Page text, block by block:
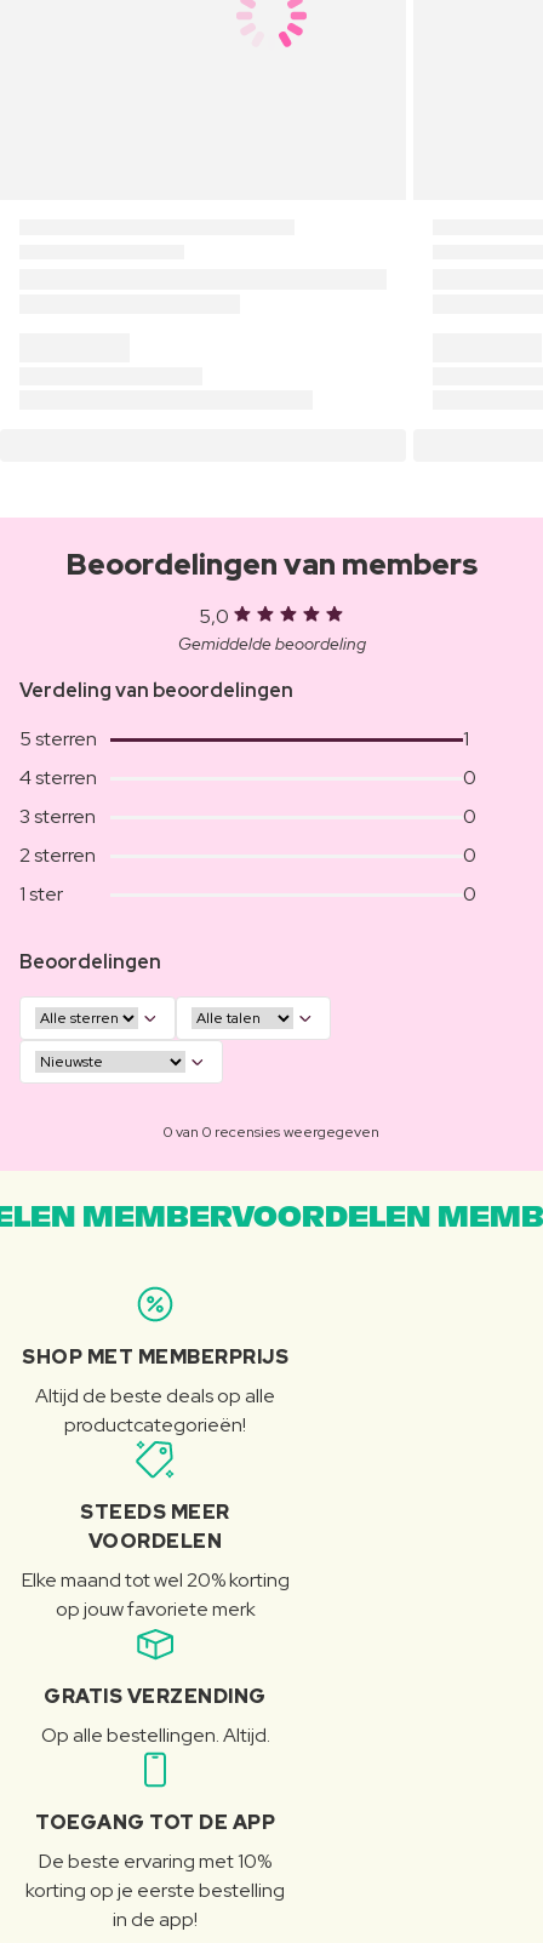
Beoordelingen van members
5,0
Gemiddelde beoordeling
Verdeling van beoordelingen
5 sterren
1
4 sterren
0
3 sterren
0
2 sterren
0
1 ster
0
Beoordelingen
0 van 0 recensies weergegeven
MEMBERVOORDELEN
SHOP MET MEMBERPRIJS
Altijd de beste deals op alle
productcategorieën!
STEEDS MEER
VOORDELEN
Elke maand tot wel 20% korting
op jouw favoriete merk
GRATIS VERZENDING
Op alle bestellingen. Altijd.
TOEGANG TOT DE APP
De beste ervaring met 10%
korting op je eerste bestelling
in de app!